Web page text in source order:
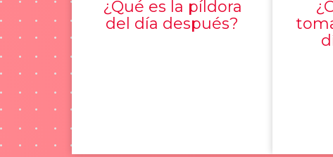
¿Qué es la píldora
del día después?